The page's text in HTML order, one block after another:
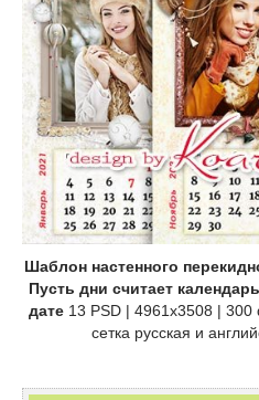
Шаблон настенного
Пусть дни считает
дате13 PSD | 4961x3508 | 300
сетка русская и